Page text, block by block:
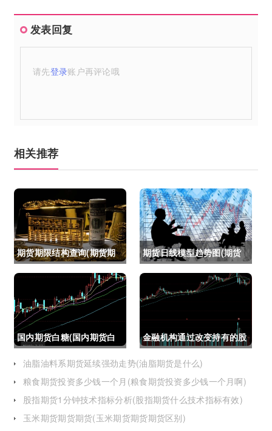
发表回复
请先登录账户再评论哦
相关推荐
期货期限结构查询(期货期
限结构)
期货日线模型趋势图(期货
日线模型趋势图怎么看)
国内期货白糖(国内期货白
糖合约是怎么交割)
金融机构通过改变持有的股
指期货合约(股指期货合约
最长持有多久)
油脂油料系期货延续强劲走势(油脂期货是什么)
粮食期货投资多少钱一个月(粮食期货投资多少钱一个月啊)
股指期货1分钟技术指标分析(股指期货什么技术指标有效)
玉米期货期货期货(玉米期货期货期货区别)